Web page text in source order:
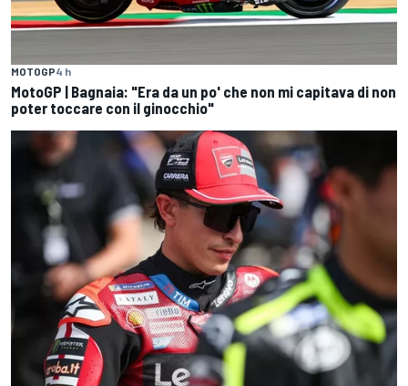
MOTOGP4 h
MotoGP | Bagnaia: "Era da un po' che non mi capitava di non
poter toccare con il ginocchio"